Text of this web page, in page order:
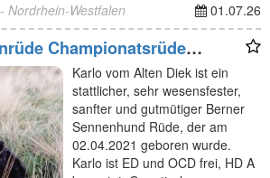
- Nordrhein-Westfalen 01.07.26
Championatsrüde
Alten Diek
Karlo vom Alten Diek ist ein
stattlicher, sehr wesensfester,
sanfter und gutmütiger Berner
Sennenhund Rüde, der am
02.04.2021 geboren wurde.
Karlo ist ED und OCD frei, HD A